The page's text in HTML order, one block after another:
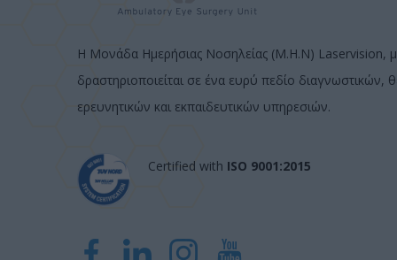
Η Μονάδα Ημερήσιας Νοσηλείας (Μ.Η.Ν) Laservision,
δραστηριοποιείται σε ένα ευρύ πεδίο διαγνωστικών,
ερευνητικών και εκπαιδευτικών υπηρεσιών.
Certified with ISO 9001:2015